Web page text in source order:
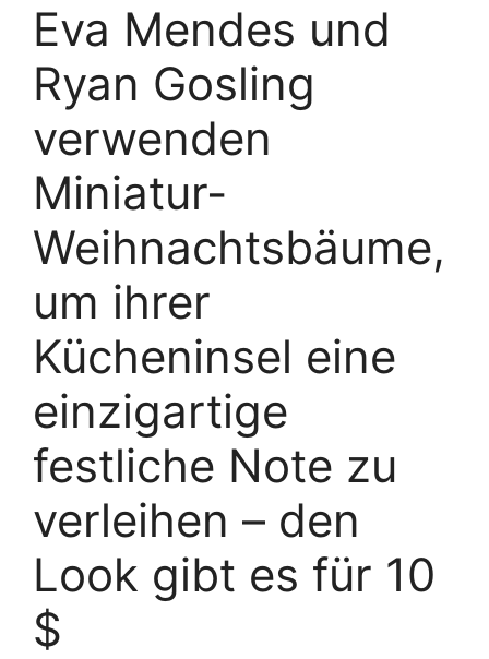
Eva Mendes und
Ryan Gosling
verwenden
Miniatur-
Weihnachtsbäume,
um ihrer
Kücheninsel eine
einzigartige
festliche Note zu
verleihen – den
Look gibt es für 10
$